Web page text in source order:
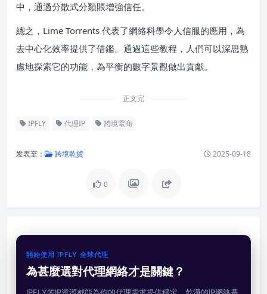
中，通過分散式分類賬增強信任。
總之，Lime Torrents 代表了網絡科學令人信服的應用，為
去中心化效率提供了借鑑。通過這些教程，人們可以深思熟
慮地探索它的功能，為平衡的數字景觀做出貢獻。
正文完
IPFLY 代理IP 跨境電商
发表至： 跨境乾貨 2025-09-18
0
開始使用 IPFLY 全球代理
為甚麼選對代理網絡才是關鍵？